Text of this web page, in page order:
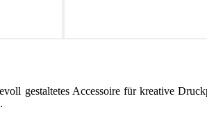
gestaltetes Accessoire für kreative